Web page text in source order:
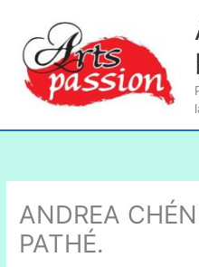
contenu
ANDREA
PATHÉ.